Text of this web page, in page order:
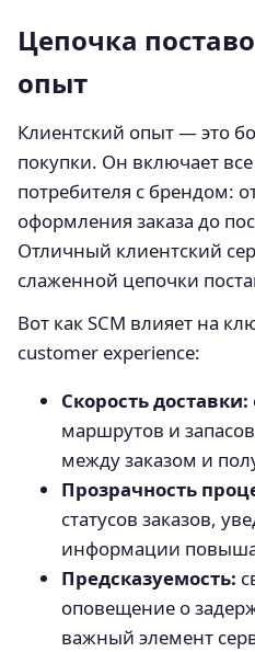
Цепочка
опыт
Клиентский опыт — это
покупки. Он включает все
потребителя с брендом:
оформления заказа до
Отличный клиентский
слаженной цепочки
Вот как SCM влияет на
customer experience:
Скорость доставки:
маршрутов и
между заказом и
Прозрачность
статусов заказов,
информации
Предсказуемость:
оповещение о
важный элемент